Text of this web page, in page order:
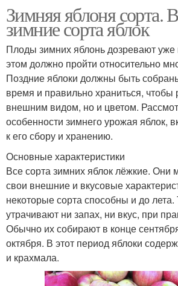
Зимняя яблоня сорта.
зимние сорта яблок
Плоды зимних яблонь дозревают уже
этом должно пройти относительно
Поздние яблоки должны быть
время и правильно храниться, чтобы
внешним видом, но и цветом.
особенности зимнего урожая яблок,
к его сбору и хранению.
Основные характеристики
Все сорта зимних яблок лёжкие. Они
свои внешние и вкусовые
некоторые сорта способны и до
утрачивают ни запах, ни вкус, при
Обычно их собирают в конце
октября. В этот период яблоки
и крахмала.